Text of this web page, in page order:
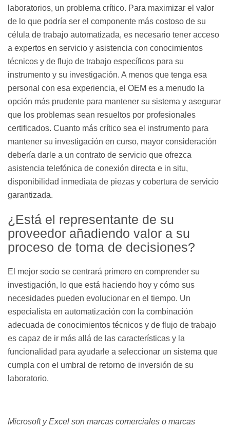
laboratorios, un problema crítico. Para maximizar el valor
de lo que podría ser el componente más costoso de su
célula de trabajo automatizada, es necesario tener acceso
a expertos en servicio y asistencia con conocimientos
técnicos y de flujo de trabajo específicos para su
instrumento y su investigación. A menos que tenga esa
personal con esa experiencia, el OEM es a menudo la
opción más prudente para mantener su sistema y asegurar
que los problemas sean resueltos por profesionales
certificados. Cuanto más crítico sea el instrumento para
mantener su investigación en curso, mayor consideración
debería darle a un contrato de servicio que ofrezca
asistencia telefónica de conexión directa e in situ,
disponibilidad inmediata de piezas y cobertura de servicio
garantizada.
¿Está el representante de su
proveedor añadiendo valor a su
proceso de toma de decisiones?
El mejor socio se centrará primero en comprender su
investigación, lo que está haciendo hoy y cómo sus
necesidades pueden evolucionar en el tiempo. Un
especialista en automatización con la combinación
adecuada de conocimientos técnicos y de flujo de trabajo
es capaz de ir más allá de las características y la
funcionalidad para ayudarle a seleccionar un sistema que
cumpla con el umbral de retorno de inversión de su
laboratorio.
Microsoft y Excel son marcas comerciales o marcas